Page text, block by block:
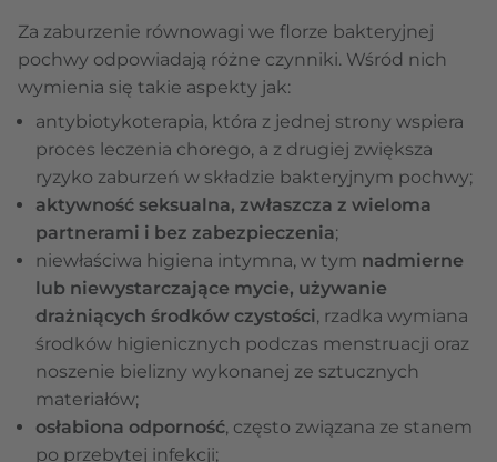
Za zaburzenie równowagi we florze bakteryjnej
pochwy odpowiadają różne czynniki. Wśród nich
wymienia się takie aspekty jak:
antybiotykoterapia, która z jednej strony wspiera
proces leczenia chorego, a z drugiej zwiększa
ryzyko zaburzeń w składzie bakteryjnym pochwy;
aktywność seksualna, zwłaszcza z wieloma
partnerami i bez zabezpieczenia;
niewłaściwa higiena intymna, w tym nadmierne
lub niewystarczające mycie, używanie
drażniących środków czystości, rzadka wymiana
środków higienicznych podczas menstruacji oraz
noszenie bielizny wykonanej ze sztucznych
materiałów;
osłabiona odporność, często związana ze stanem
po przebytej infekcji;